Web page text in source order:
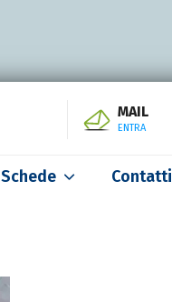
MAIL
ENTRA
Schede Contatti